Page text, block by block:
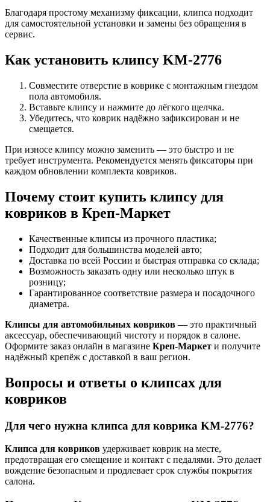
Благодаря простому механизму фиксации, клипса подходит
для самостоятельной установки и замены без обращения в
сервис.
Как установить клипсу KM-2776
Совместите отверстие в коврике с монтажным гнездом
пола автомобиля.
Вставьте клипсу и нажмите до лёгкого щелчка.
Убедитесь, что коврик надёжно зафиксирован и не
смещается.
При износе клипсу можно заменить — это быстро и не
требует инструмента. Рекомендуется менять фиксаторы при
каждом обновлении комплекта ковриков.
Почему стоит купить клипсу для
ковриков в Креп-Маркет
Качественные клипсы из прочного пластика;
Подходит для большинства моделей авто;
Доставка по всей России и быстрая отправка со склада;
Возможность заказать одну или несколько штук в
розницу;
Гарантированное соответствие размера и посадочного
диаметра.
Клипсы для автомобильных ковриков — это практичный
аксессуар, обеспечивающий чистоту и порядок в салоне.
Оформите заказ онлайн в магазине Креп-Маркет и получите
надёжный крепёж с доставкой в ваш регион.
Вопросы и ответы о клипсах для
ковриков
Для чего нужна клипса для коврика KM-2776?
Клипса для ковриков удерживает коврик на месте,
предотвращая его смещение и контакт с педалями. Это делает
вождение безопасным и продлевает срок службы покрытия
салона.